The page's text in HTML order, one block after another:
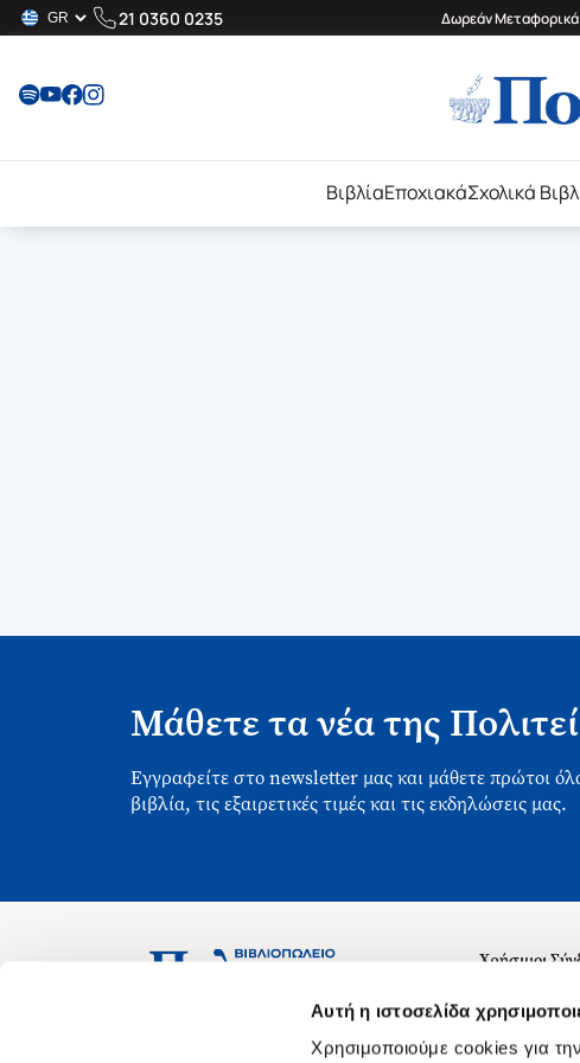
Αυτή η ιστοσελίδα
Χρησιμοποιούμε cookies για
21 0360 0235 Δωρεάν Μεταφορικά
ΒιβλίαΕποχιακάΣχολικά
Μάθετε τα νέα της
Εγγραφείτε στο newsletter μας και μάθετε πρώτοι
βιβλία, τις εξαιρετικές τιμές και τις εκδηλώσεις μας.
Ασκληπιού 1-3, Αθήνα 106 79
Χρήσιμοι
Σχετικά με
Θέσεις